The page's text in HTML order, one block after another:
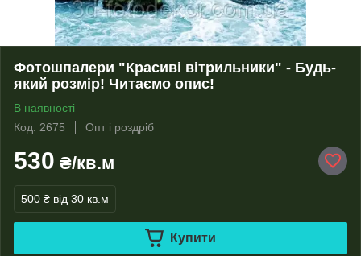
Фотошпалери "Красиві вітрильники" - Будь-
який розмір! Читаємо опис!
В наявності
Код: 2675
Опт і роздріб
530 ₴/кв.м
500 ₴ від 30 кв.м
Купити